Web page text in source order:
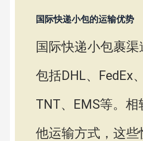
国际快递小包的运输优势
国际快递小包裹渠
包括DHL、FedEx、
TNT、EMS等。相
他运输方式，这些